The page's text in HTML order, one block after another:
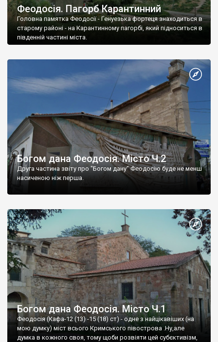
Феодосія. Пагорб Карантинний
Головна памятка Феодосії - Генуезька фортеця знаходиться в
старому районі - на Карантинному пагорбі, який підноситься в
південній частині міста.
Богом дана Феодосія. Місто Ч.2
Друга частина звіту про "Богом дану" Феодосію буде не менш
насиченою ніж перша.
Богом дана Феодосія. Місто Ч.1
Феодосія (Кафа-12 (13) -15 (18) ст) - одне з найцікавіших (на
мою думку) міст всього Кримського півострова .Ну,але
думка в кожного своя, тому щоби розвіяти цей субєктивізм,